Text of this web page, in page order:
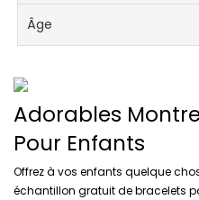
Âge
Adorables
Pour Enfants
Offrez à vos enfants quelque
échantillon gratuit de bracelets